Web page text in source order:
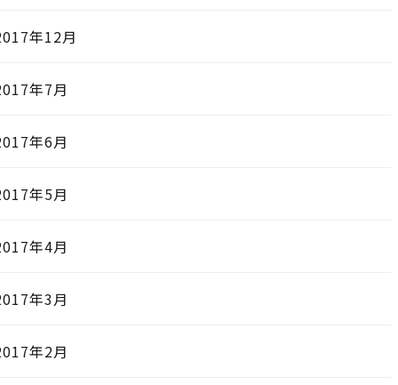
年12月
年7月
年6月
年5月
年4月
年3月
年2月